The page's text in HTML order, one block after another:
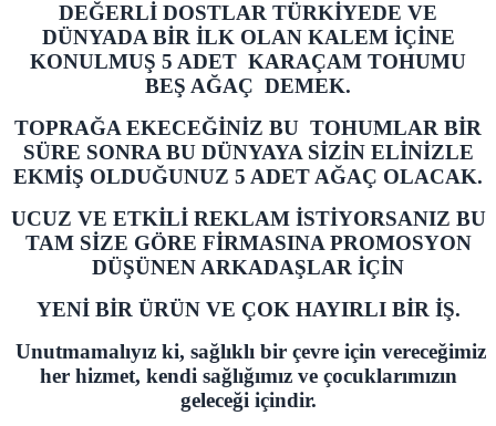
DEĞERLİ DOSTLAR TÜRKİYEDE VE
DÜNYADA BİR İLK OLAN KALEM İÇİNE
KONULMUŞ 5 ADET KARAÇAM TOHUMU
BEŞ AĞAÇ DEMEK.
TOPRAĞA EKECEĞİNİZ BU TOHUMLAR BİR
SÜRE SONRA BU DÜNYAYA SİZİN ELİNİZLE
EKMİŞ OLDUĞUNUZ 5 ADET AĞAÇ OLACAK.
UCUZ VE ETKİLİ REKLAM İSTİYORSANIZ BU
TAM SİZE GÖRE FİRMASINA PROMOSYON
DÜŞÜNEN ARKADAŞLAR İÇİN
YENİ BİR ÜRÜN VE ÇOK HAYIRLI BİR İŞ.
Unutmamalıyız ki, sağlıklı bir çevre için vereceğimiz
her hizmet, kendi sağlığımız ve çocuklarımızın
geleceği içindir.